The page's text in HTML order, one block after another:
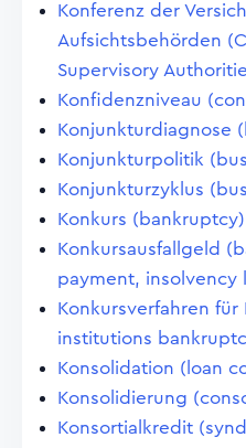
Konferenz der
Aufsichtsbehörden
Supervisory
Konfidenzniveau
Konjunkturdiagnose
Konjunkturpolitik
Konjunkturzyklus
Konkurs (bankruptcy)
Konkursausfallgeld
payment, insolvency
Konkursverfahren für
institutions
Konsolidation (loan
Konsolidierung
Konsortialkredit